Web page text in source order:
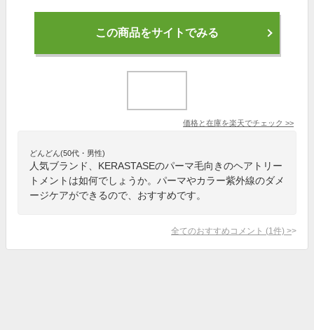
この商品をサイトでみる
価格と在庫を楽天でチェック >>
どんどん(50代・男性)
人気ブランド、KERASTASEのパーマ毛向きのヘアトリー
トメントは如何でしょうか。パーマやカラー紫外線のダメ
ージケアができるので、おすすめです。
全てのおすすめコメント (1 件) >